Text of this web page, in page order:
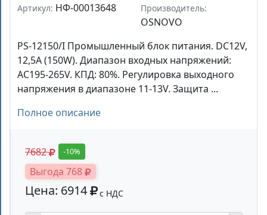
Артикул: НФ-00013648 Производитель:
OSNOVO
PS-12150/I Промышленный блок питания. DC12V,
12,5A (150W). Диапазон входных напряжений:
AC195-265V. КПД: 80%. Регулировка выходного
напряжения в диапазоне 11-13V. Защита ...
Полное описание
7682 -10%
Выгода 768
Цена: 6914 с НДС